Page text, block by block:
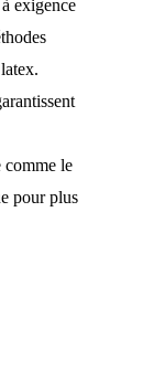
exigence
comme le
pour plus